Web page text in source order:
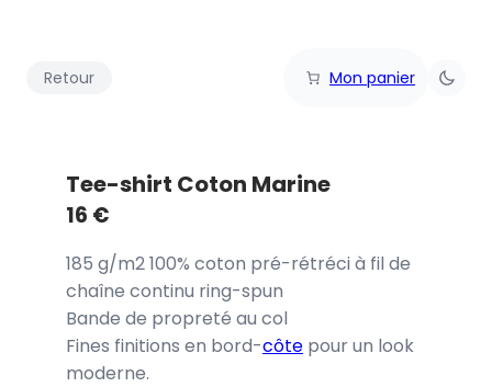
Retour Mon panier
Tee-shirt Coton Marine
16 €
185 g/m2 100% coton pré-rétréci à fil de
chaîne continu ring-spun
Bande de propreté au col
Fines finitions en bord-côte pour un look
moderne.